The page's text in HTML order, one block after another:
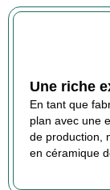
Une riche
En tant que
plan avec une
de production,
en céramique